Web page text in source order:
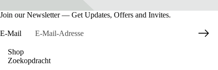
Join our Newsletter — Get Updates, Offers and Invites.
E-Mail
Shop
Zoekopdracht
Datenschutzerklärung